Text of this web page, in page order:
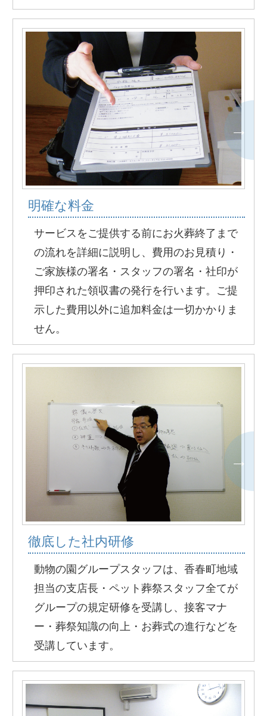
明確な料金
サービスをご提供する前にお火葬終了まで
の流れを詳細に説明し、費用のお見積り・
ご家族様の署名・スタッフの署名・社印が
押印された領収書の発行を行います。ご提
示した費用以外に追加料金は一切かかりま
せん。
徹底した社内研修
動物の園グループスタッフは、香春町地域
担当の支店長・ペット葬祭スタッフ全てが
グループの規定研修を受講し、接客マナ
ー・葬祭知識の向上・お葬式の進行などを
受講しています。